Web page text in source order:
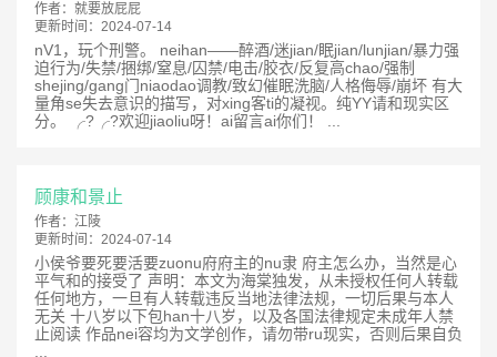
作者： 就要放屁屁
更新时间： 2024-07-14
nV1，玩个刑警。 neihan——醉酒/迷jian/眠jian/lunjian/暴力强
迫行为/失禁/捆绑/窒息/囚禁/电击/胶衣/反复高chao/强制
shejing/gang门niaodao调教/致幻催眠洗脑/人格侮辱/崩坏 有大
量角se失去意识的描写，对xing客ti的凝视。纯YY请和现实区
分。 ╭?╭?欢迎jiaoliu呀！ai留言ai你们！ ...
顾康和景止
作者： 江陵
更新时间： 2024-07-14
小侯爷要死要活要zuonu府府主的nu隶 府主怎么办，当然是心
平气和的接受了 声明：本文为海棠独发，从未授权任何人转载
任何地方，一旦有人转载违反当地法律法规，一切后果与本人
无关 十八岁以下包han十八岁，以及各国法律规定未成年人禁
止阅读 作品nei容均为文学创作，请勿带ru现实，否则后果自负